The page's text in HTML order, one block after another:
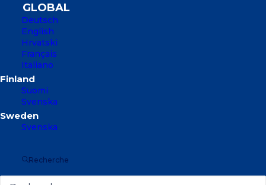
Deutsch
English
Hrvatski
Français
Italiano
Suomi
Svenska
Svenska
Recherche